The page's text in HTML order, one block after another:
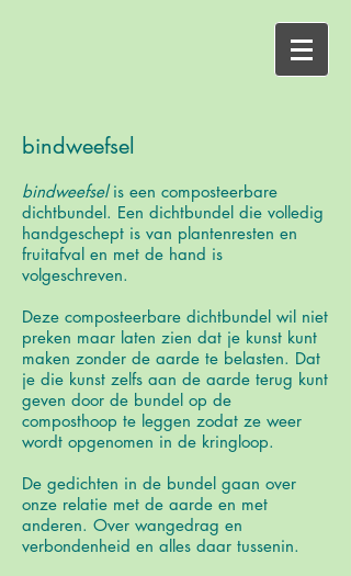
bindweefsel
bindweefselis een composteerbare
dichtbundel. Een dichtbundel die volledig
handgeschept is van plantenresten en
fruitafval en met de hand is
volgeschreven.
Deze composteerbare dichtbundel wil niet
preken maar laten zien dat je kunst kunt
maken zonder de aarde te belasten. Dat
je die kunst zelfs aan de aarde terug kunt
geven door de bundel op de
composthoop te leggen zodat ze weer
wordt opgenomen in de kringloop.
De gedichten in de bundel gaan over
onze relatie met de aarde en met
anderen. Over wangedrag en
verbondenheid en alles daar tussenin.